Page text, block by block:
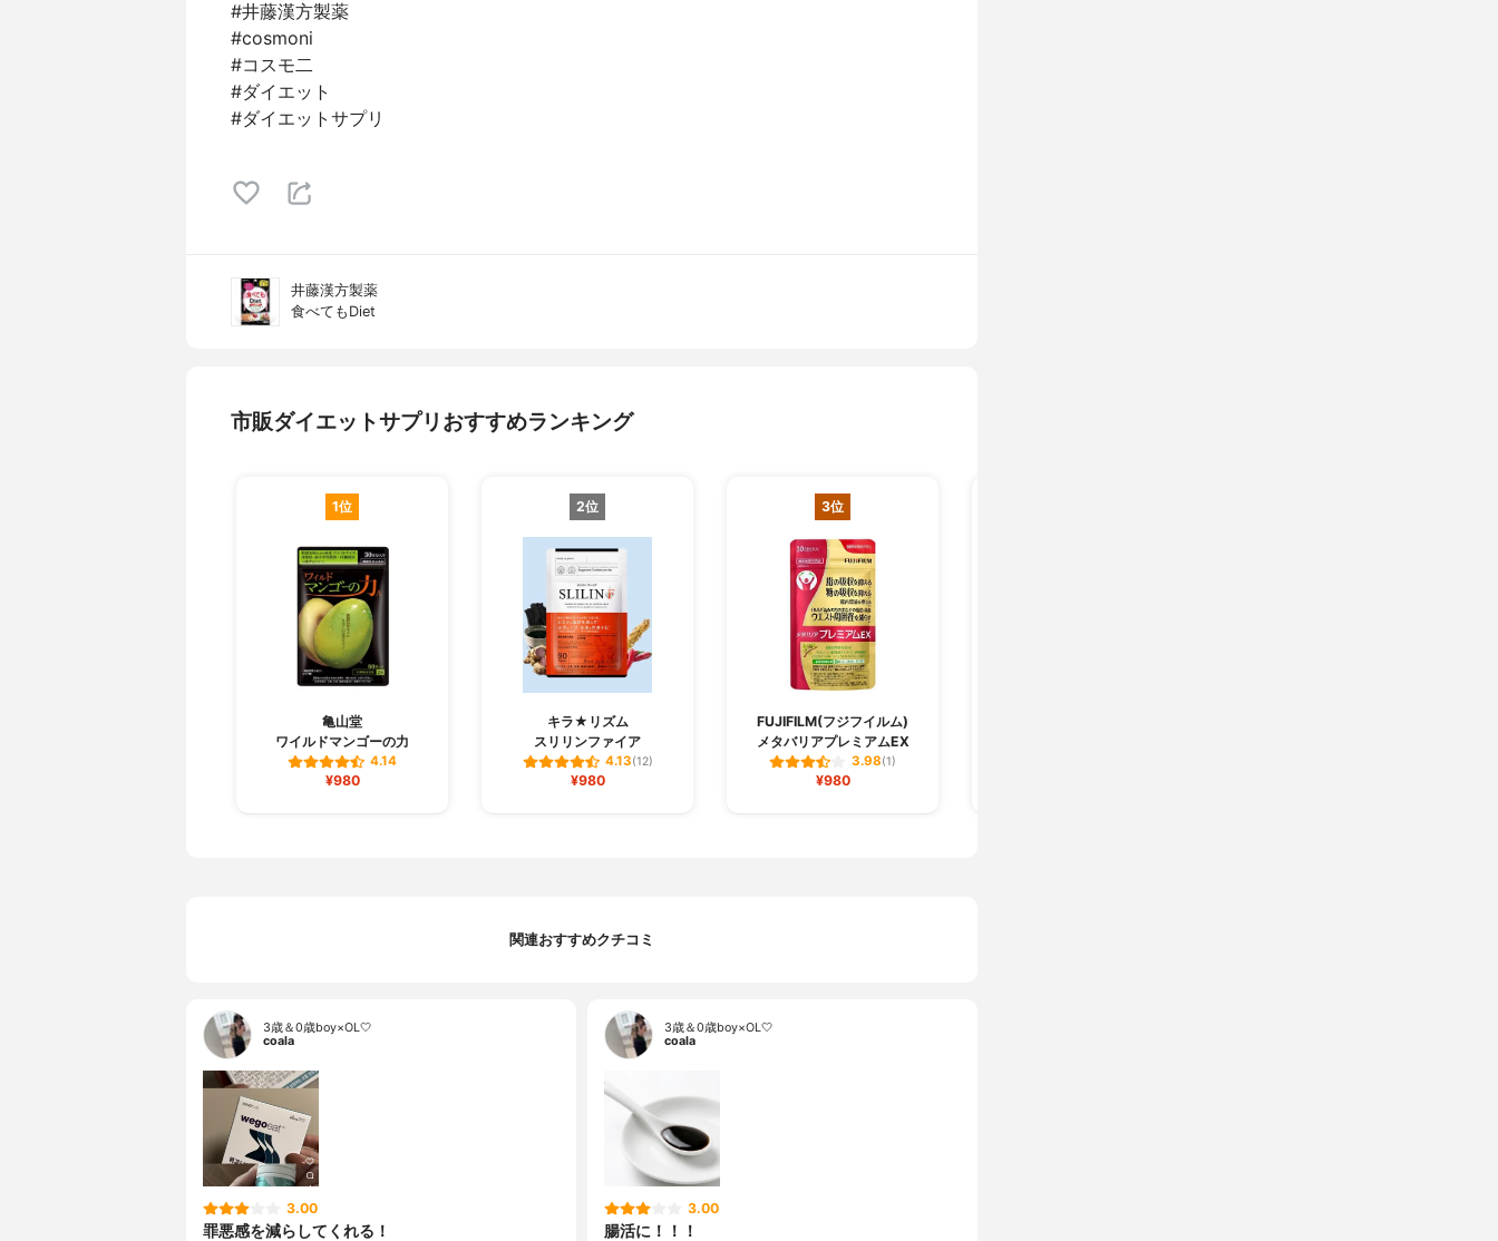
#井藤漢方製薬
#cosmoni
#コスモ二
#ダイエット
#ダイエットサプリ
井藤漢方製薬
食べてもDiet
市販ダイエットサプリおすすめランキング
1位
亀山堂
ワイルドマンゴーの力
4.14
¥980
2位
キラ★リズム
スリリンファイア
4.13(12)
¥980
3位
FUJIFILM(フジフイルム)
メタバリアプレミアムEX
3.98(1)
¥980
関連おすすめクチコミ
3歳＆0歳boy×OL🤍
coala
3.00
罪悪感を減らしてくれる！
3歳＆0歳boy×OL🤍
coala
3.00
腸活に！！！